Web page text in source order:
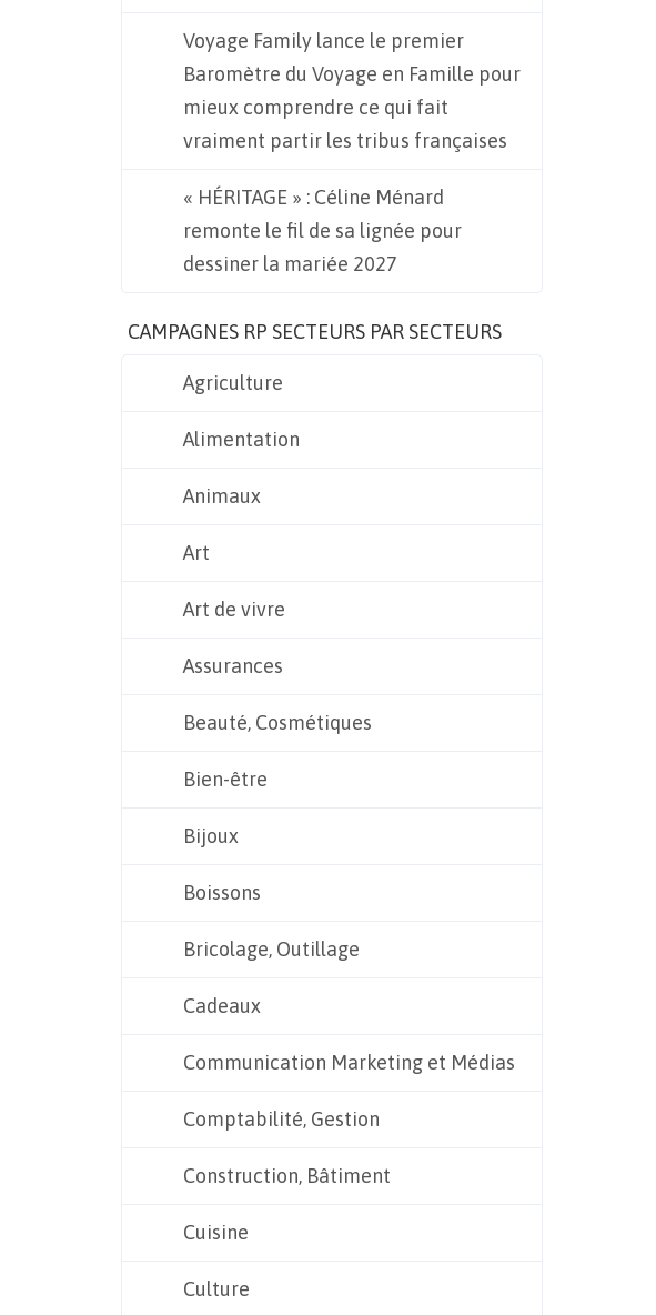
Voyage Family lance le premier
Baromètre du Voyage en Famille pour
mieux comprendre ce qui fait
vraiment partir les tribus françaises
« HÉRITAGE » : Céline Ménard
remonte le fil de sa lignée pour
dessiner la mariée 2027
CAMPAGNES RP SECTEURS PAR SECTEURS
Agriculture
Alimentation
Animaux
Art
Art de vivre
Assurances
Beauté, Cosmétiques
Bien-être
Bijoux
Boissons
Bricolage, Outillage
Cadeaux
Communication Marketing et Médias
Comptabilité, Gestion
Construction, Bâtiment
Cuisine
Culture